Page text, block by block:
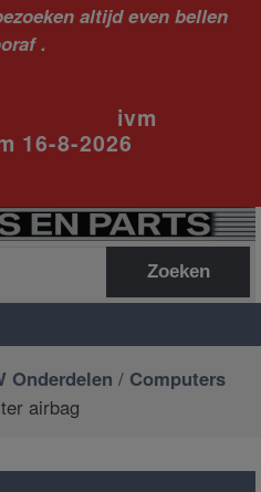
altijd even bellen
.
16-8-2026
Zoeken
Onderdelen / Computers
airbag